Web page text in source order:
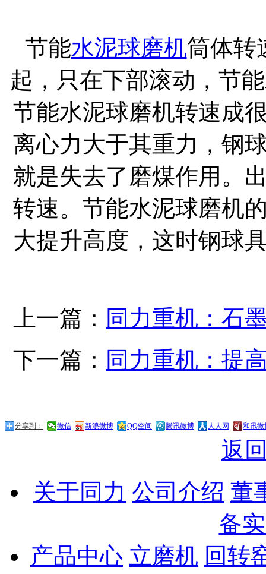
节能水泥球磨机筒体转
起，只在下部滚动，节
节能水泥球磨机转速成
离心力大于其重力，钢
就是失去了磨煤作用。
转速。节能水泥球磨机
大提升高度，这时钢球
上一篇： 同力重机：石
下一篇： 同力重机：提
分享到： 微信 新浪微博 QQ空间 腾讯微博 人人网 和讯微
返
关于同力 公司介绍 董
备
产品中心 立磨机 回转